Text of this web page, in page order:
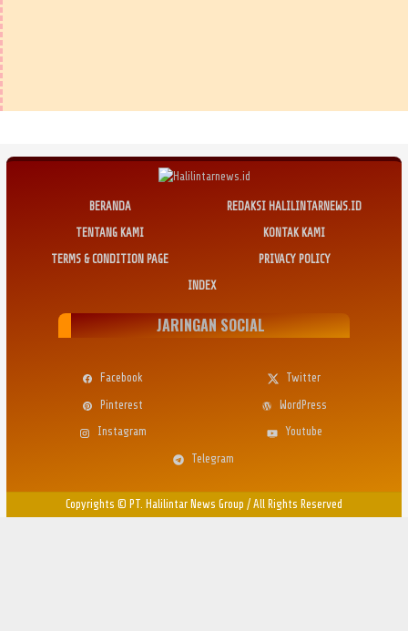
BERANDA
REDAKSI HALILINTARNEWS.ID
TENTANG KAMI
KONTAK KAMI
TERMS & CONDITION PAGE
PRIVACY POLICY
INDEX
JARINGAN SOCIAL
Facebook
Twitter
Pinterest
WordPress
Instagram
Youtube
Telegram
Copyrights © PT. Halilintar News Group / All Rights Reserved